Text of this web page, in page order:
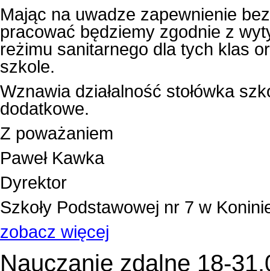
Mając na uwadze zapewnienie
pracować będziemy zgodnie z
reżimu sanitarnego dla tych klas
szkole.
Wznawia działalność stołówka
dodatkowe.
Z poważaniem
Paweł Kawka
Dyrektor
Szkoły Podstawowej nr 7 w
zobacz więcej
Nauczanie zdalne 18-